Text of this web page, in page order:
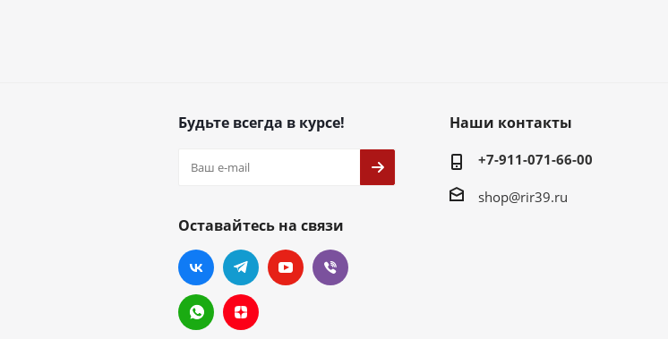
Будьте всегда в курсе!
Оставайтесь на связи
Наши контакты
+7-911-071-66-00
shop@rir39.ru